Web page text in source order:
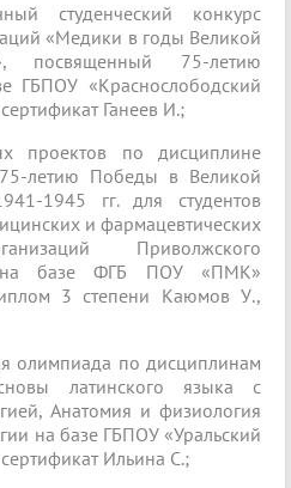
студенческий конкурс
«Медики в годы Великой
посвященный 75-летию
ГБПОУ «Краснослободский
Ганеев И.;
проектов по дисциплине
летию Победы в Великой
1945 гг. для студентов
и фармацевтических
Приволжского
на базе ФГБ ПОУ «ПМК»
3 степени Каюмов У.,
олимпиада по дисциплинам
латинского языка с
Анатомия и физиология
на базе ГБПОУ «Уральский
Ильина С.;